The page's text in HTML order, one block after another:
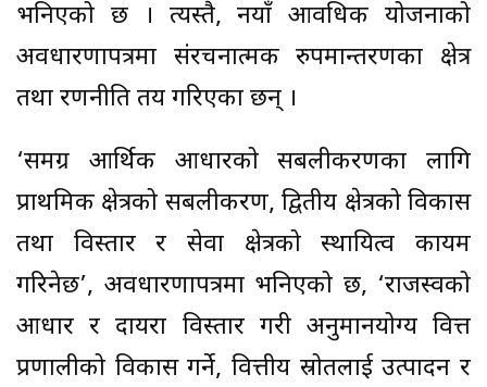
भनिएको छ । त्यस्तै, नयाँ आवधिक योजनाको
अवधारणापत्रमा संरचनात्मक रुपमान्तरणका क्षेत्र
तथा रणनीति तय गरिएका छन् ।
‘समग्र आर्थिक आधारको सबलीकरणका लागि
प्राथमिक क्षेत्रको सबलीकरण, द्वितीय क्षेत्रको विकास
तथा विस्तार र सेवा क्षेत्रको स्थायित्व कायम
गरिनेछ’, अवधारणापत्रमा भनिएको छ, ‘राजस्वको
आधार र दायरा विस्तार गरी अनुमानयोग्य वित्त
प्रणालीको विकास गर्ने, वित्तीय स्रोतलाई उत्पादन र